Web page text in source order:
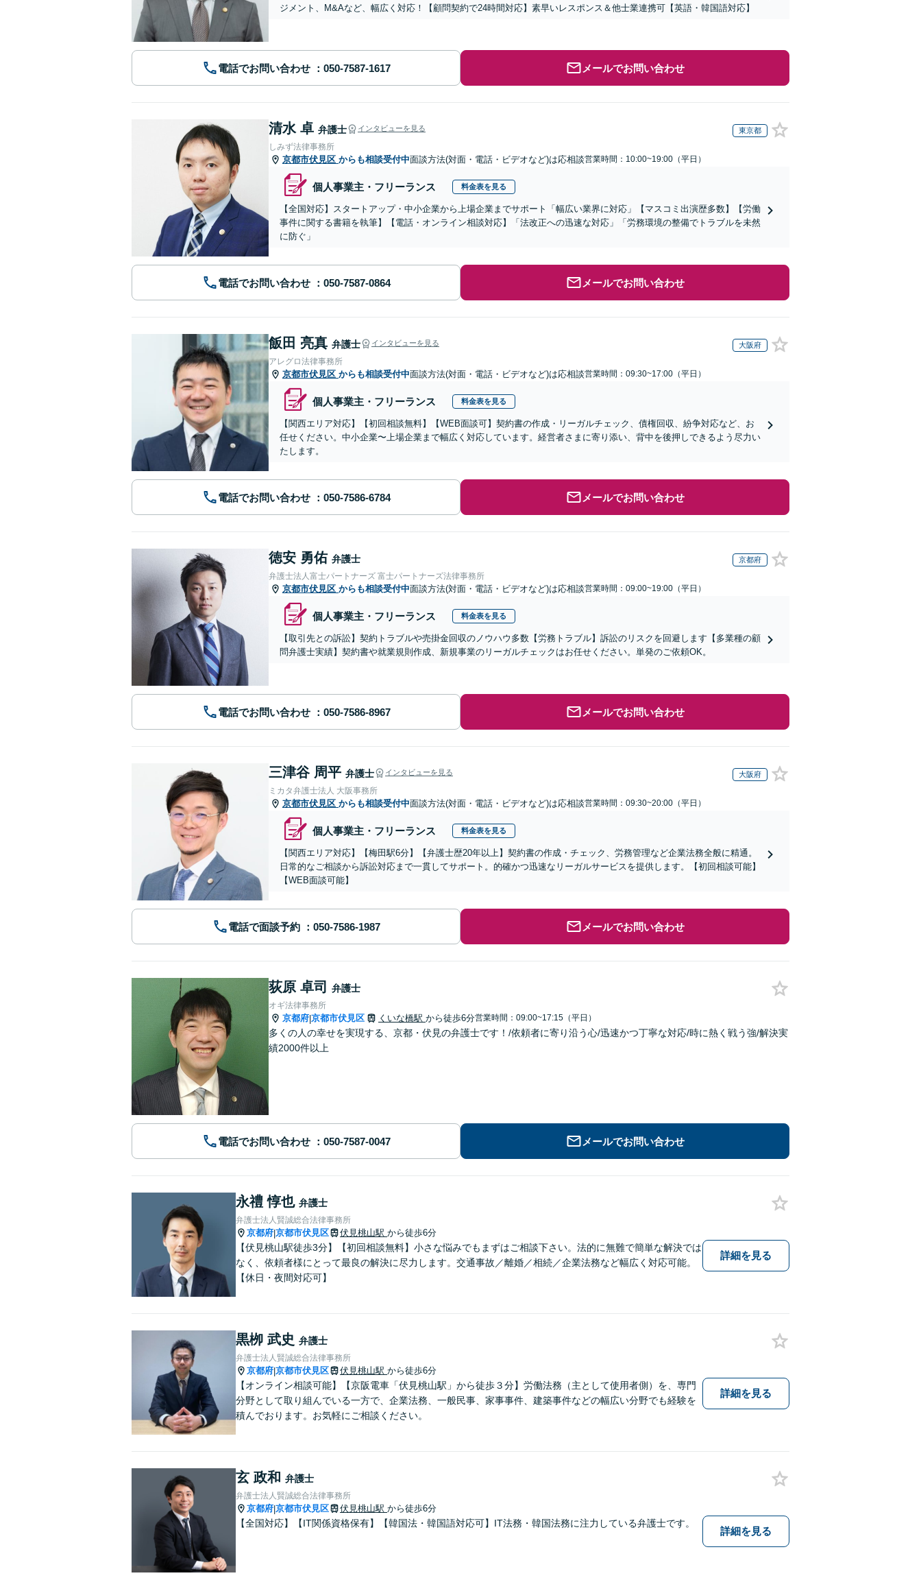
ジメント、M&Aなど、幅広く対応！【顧問契約で24時間対応】素早いレスポンス＆他士業連携可【英語・韓国語対応】
電話でお問い合わせ メールでお問い合わせ
清水 卓 弁護士 インタビューを見る 東京都
しみず法律事務所
京都市伏見区 からも相談受付中面談方法(対面・電話・ビデオなど)は応相談営業時間：10:00~19:00（平日）
個人事業主・フリーランス 料金表を見る
【全国対応】スタートアップ・中小企業から上場企業までサポート「幅広い業界に対応」【マスコミ出演歴多数】【労働
事件に関する書籍を執筆】【電話・オンライン相談対応】「法改正への迅速な対応」「労務環境の整備でトラブルを未然
に防ぐ」
電話でお問い合わせ メールでお問い合わせ
飯田 亮真 弁護士 インタビューを見る 大阪府
アレグロ法律事務所
京都市伏見区 からも相談受付中面談方法(対面・電話・ビデオなど)は応相談営業時間：09:30~17:00（平日）
個人事業主・フリーランス 料金表を見る
【関西エリア対応】【初回相談無料】【WEB面談可】契約書の作成・リーガルチェック、債権回収、紛争対応など、お
任せください。中小企業〜上場企業まで幅広く対応しています。経営者さまに寄り添い、背中を後押しできるよう尽力い
たします。
電話でお問い合わせ メールでお問い合わせ
徳安 勇佑 弁護士 京都府
弁護士法人富士パートナーズ 富士パートナーズ法律事務所
京都市伏見区 からも相談受付中面談方法(対面・電話・ビデオなど)は応相談営業時間：09:00~19:00（平日）
個人事業主・フリーランス 料金表を見る
【取引先との訴訟】契約トラブルや売掛金回収のノウハウ多数【労務トラブル】訴訟のリスクを回避します【多業種の顧
問弁護士実績】契約書や就業規則作成、新規事業のリーガルチェックはお任せください。単発のご依頼OK。
電話でお問い合わせ メールでお問い合わせ
三津谷 周平 弁護士 インタビューを見る 大阪府
ミカタ弁護士法人 大阪事務所
京都市伏見区 からも相談受付中面談方法(対面・電話・ビデオなど)は応相談営業時間：09:30~20:00（平日）
個人事業主・フリーランス 料金表を見る
【関西エリア対応】【梅田駅6分】【弁護士歴20年以上】契約書の作成・チェック、労務管理など企業法務全般に精通。
日常的なご相談から訴訟対応まで一貫してサポート。的確かつ迅速なリーガルサービスを提供します。【初回相談可能】
【WEB面談可能】
電話で面談予約 メールでお問い合わせ
荻原 卓司 弁護士
オギ法律事務所
京都府|京都市伏見区 くいな橋駅 から徒歩6分営業時間：09:00~17:15（平日）
多くの人の幸せを実現する、京都・伏見の弁護士です！/依頼者に寄り沿う心/迅速かつ丁寧な対応/時に熱く戦う強/解決実
績2000件以上
電話でお問い合わせ メールでお問い合わせ
永禮 惇也 弁護士
弁護士法人賢誠総合法律事務所
京都府|京都市伏見区 伏見桃山駅 から徒歩6分
【伏見桃山駅徒歩3分】【初回相談無料】小さな悩みでもまずはご相談下さい。法的に無難で簡単な解決では
なく、依頼者様にとって最良の解決に尽力します。交通事故／離婚／相続／企業法務など幅広く対応可能。
【休日・夜間対応可】
詳細を見る
黒栁 武史 弁護士
弁護士法人賢誠総合法律事務所
京都府|京都市伏見区 伏見桃山駅 から徒歩6分
【オンライン相談可能】【京阪電車「伏見桃山駅」から徒歩３分】労働法務（主として使用者側）を、専門
分野として取り組んでいる一方で、企業法務、一般民事、家事事件、建築事件などの幅広い分野でも経験を
積んでおります。お気軽にご相談ください。
詳細を見る
玄 政和 弁護士
弁護士法人賢誠総合法律事務所
京都府|京都市伏見区 伏見桃山駅 から徒歩6分
【全国対応】【IT関係資格保有】【韓国法・韓国語対応可】IT法務・韓国法務に注力している弁護士です。
詳細を見る